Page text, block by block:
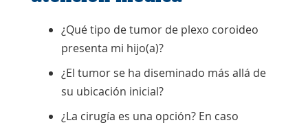
¿Qué tipo de tumor de plexo coroideo
presenta mi hijo(a)?
¿El tumor se ha diseminado más allá de
su ubicación inicial?
¿La cirugía es una opción? En caso